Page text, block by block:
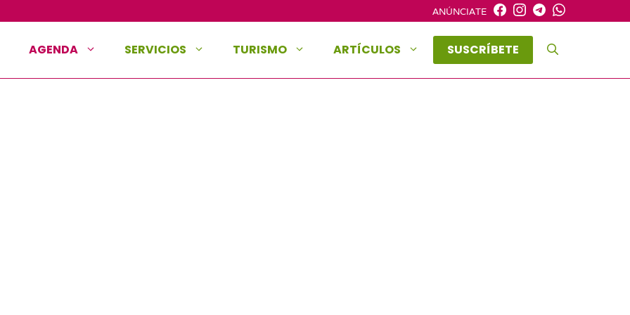
ANÚNCIATE
AGENDA SERVICIOS TURISMO ARTÍCULOS SUSCRÍBETE